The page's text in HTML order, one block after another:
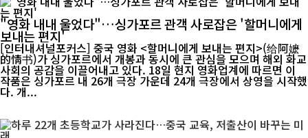
"영화 내내 울었다"…싱가포르 관객 사로잡은 '할머니에게
보내는 편지'
[인터내셔널포커스] 중국 영화 <할머니에게 보내는 편지>(给阿嬷
的情书)가 싱가포르에서 개봉과 동시에 큰 관심을 모으며 해외 화교
사회의 공감을 이끌어내고 있다. 18일 현지 영화업계에 따르면 이
작품은 싱가포르 내 26개 극장 가운데 24개 극장에서 상영을 시작했
다. 개...